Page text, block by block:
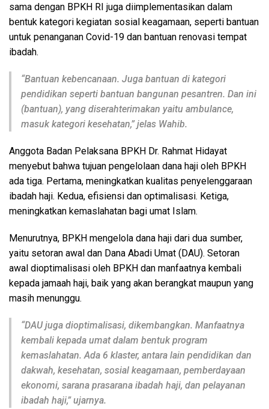
sama dengan BPKH RI juga diimplementasikan dalam
bentuk kategori kegiatan sosial keagamaan, seperti bantuan
untuk penanganan Covid-19 dan bantuan renovasi tempat
ibadah.
“Bantuan kebencanaan. Juga bantuan di kategori
pendidikan seperti bantuan bangunan pesantren. Dan ini
(bantuan), yang diserahterimakan yaitu ambulance,
masuk kategori kesehatan,” jelas Wahib.
Anggota Badan Pelaksana BPKH Dr. Rahmat Hidayat
menyebut bahwa tujuan pengelolaan dana haji oleh BPKH
ada tiga. Pertama, meningkatkan kualitas penyelenggaraan
ibadah haji. Kedua, efisiensi dan optimalisasi. Ketiga,
meningkatkan kemaslahatan bagi umat Islam.
Menurutnya, BPKH mengelola dana haji dari dua sumber,
yaitu setoran awal dan Dana Abadi Umat (DAU). Setoran
awal dioptimalisasi oleh BPKH dan manfaatnya kembali
kepada jamaah haji, baik yang akan berangkat maupun yang
masih menunggu.
“DAU juga dioptimalisasi, dikembangkan. Manfaatnya
kembali kepada umat dalam bentuk program
kemaslahatan. Ada 6 klaster, antara lain pendidikan dan
dakwah, kesehatan, sosial keagamaan, pemberdayaan
ekonomi, sarana prasarana ibadah haji, dan pelayanan
ibadah haji,” ujarnya.